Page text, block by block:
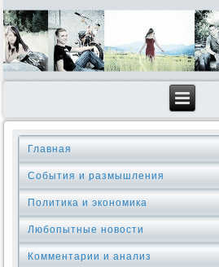
Главная
События и размышления
Политика и экономика
Любопытные новости
Комментарии и анализ